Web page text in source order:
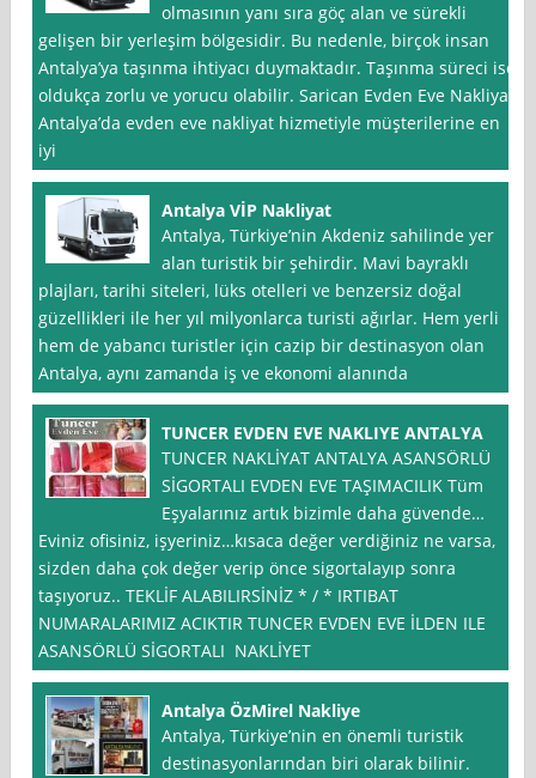
olmasının yanı sıra göç alan ve sürekli
gelişen bir yerleşim bölgesidir. Bu nedenle, birçok insan
Antalya’ya taşınma ihtiyacı duymaktadır. Taşınma süreci ise
oldukça zorlu ve yorucu olabilir. Sarican Evden Eve Nakliyat,
Antalya’da evden eve nakliyat hizmetiyle müşterilerine en
iyi
Antalya VİP Nakliyat
Antalya, Türkiye’nin Akdeniz sahilinde yer
alan turistik bir şehirdir. Mavi bayraklı
plajları, tarihi siteleri, lüks otelleri ve benzersiz doğal
güzellikleri ile her yıl milyonlarca turisti ağırlar. Hem yerli
hem de yabancı turistler için cazip bir destinasyon olan
Antalya, aynı zamanda iş ve ekonomi alanında
TUNCER EVDEN EVE NAKLIYE ANTALYA
TUNCER NAKLİYAT ANTALYA ASANSÖRLÜ
SİGORTALI EVDEN EVE TAŞIMACILIK Tüm
Eşyalarınız artık bizimle daha güvende…
Eviniz ofisiniz, işyeriniz…kısaca değer verdiğiniz ne varsa,
sizden daha çok değer verip önce sigortalayıp sonra
taşıyoruz.. TEKLİF ALABILIRSİNİZ * / * IRTIBAT
NUMARALARIMIZ ACIKTIR TUNCER EVDEN EVE İLDEN ILE
ASANSÖRLÜ SİGORTALI NAKLİYET
Antalya ÖzMirel Nakliye
Antalya, Türkiye’nin en önemli turistik
destinasyonlarından biri olarak bilinir.